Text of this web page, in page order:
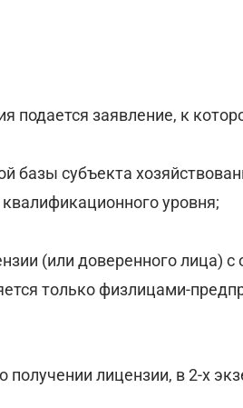
подается заявление, к
базы субъекта
уровня;
(или доверенного лица) с
только физлицами-
лицензии, в 2-х